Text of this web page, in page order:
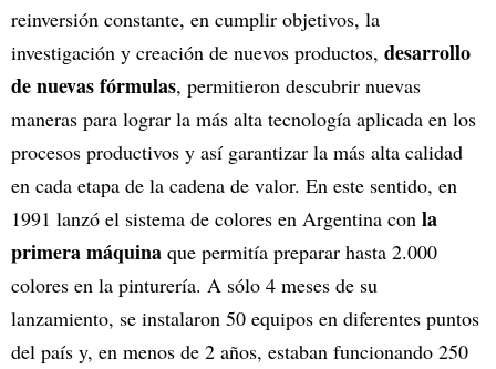
reinversión constante, en cumplir objetivos, la
investigación y creación de nuevos productos, desarrollo
de nuevas fórmulas, permitieron descubrir nuevas
maneras para lograr la más alta tecnología aplicada en los
procesos productivos y así garantizar la más alta calidad
en cada etapa de la cadena de valor. En este sentido, en
1991 lanzó el sistema de colores en Argentina con la
primera máquina que permitía preparar hasta 2.000
colores en la pinturería. A sólo 4 meses de su
lanzamiento, se instalaron 50 equipos en diferentes puntos
del país y, en menos de 2 años, estaban funcionando 250